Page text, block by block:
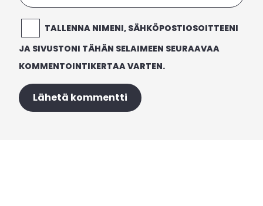
TALLENNA NIMENI, SÄHKÖPOSTIOSOITTEENI
JA SIVUSTONI TÄHÄN SELAIMEEN SEURAAVAA
KOMMENTOINTIKERTAA VARTEN.